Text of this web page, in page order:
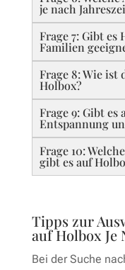
je nach
Frage 7: Gibt es
Familien
Frage 8: Wie ist
Holbox?
Frage 9: Gibt
Entspannung
Frage 10:
gibt es auf
Tipps zur
auf Holbox Je
Bei der Suche